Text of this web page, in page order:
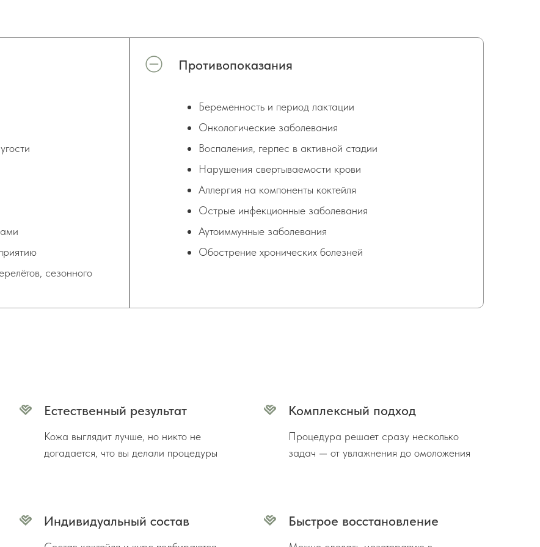
Противопоказания
сезонного
Беременность и период лактации
Онкологические заболевания
Воспаления, герпес в активной стадии
Нарушения свертываемости крови
Аллергия на компоненты коктейля
Острые инфекционные заболевания
Аутоиммунные заболевания
Обострение хронических болезней
Естественный результат Комплексный подход
Индивидуальный состав Быстрое восстановление
Кожа выглядит лучше, но никто не
догадается, что вы делали процедуры
Процедура решает сразу несколько
задач — от увлажнения до омоложения